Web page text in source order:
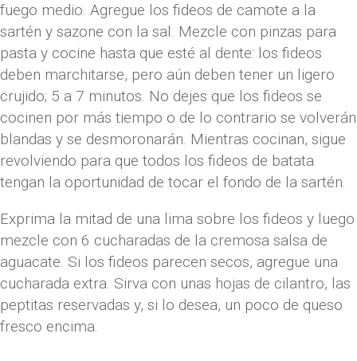
fuego medio. Agregue los fideos de camote a la
sartén y sazone con la sal. Mezcle con pinzas para
pasta y cocine hasta que esté al dente: los fideos
deben marchitarse, pero aún deben tener un ligero
crujido; 5 a 7 minutos. No dejes que los fideos se
cocinen por más tiempo o de lo contrario se volverán
blandas y se desmoronarán. Mientras cocinan, sigue
revolviendo para que todos los fideos de batata
tengan la oportunidad de tocar el fondo de la sartén.
Exprima la mitad de una lima sobre los fideos y luego
mezcle con 6 cucharadas de la cremosa salsa de
aguacate. Si los fideos parecen secos, agregue una
cucharada extra. Sirva con unas hojas de cilantro, las
peptitas reservadas y, si lo desea, un poco de queso
fresco encima.